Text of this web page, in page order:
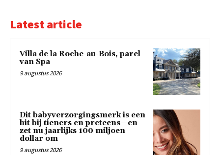
Latest article
Villa de la Roche-au-Bois, parel
van Spa
9 augustus 2026
Dit babyverzorgingsmerk is een
hit bij tieners en preteens—en
zet nu jaarlijks 100 miljoen
dollar om
9 augustus 2026